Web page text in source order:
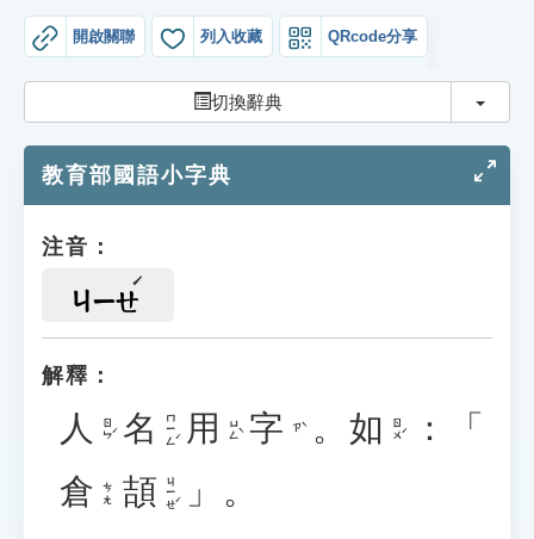
教學應用
貓頭鷹博士
開啟關聯 列入收藏 QRcode分享
切換辭典 切換
教育部國語小字典
注音：
ㄐㄧㄝ
解釋：
人 ㄖㄣˊ 名 ㄇㄧㄥˊ 用 ㄩㄥˋ 字 ㄗˋ 。 如 ㄖㄨˊ
：「
倉 ㄘㄤ 頡 ㄐㄧㄝˊ 」。